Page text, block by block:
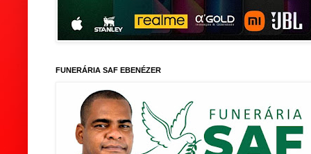
FUNERÁRIA SAF EBENÉZER